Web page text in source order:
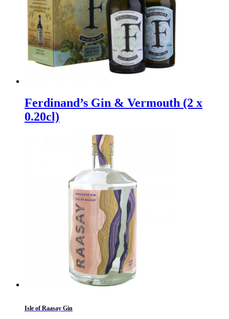
Ferdinand’s Gin & Vermouth (2 x
0.20cl)
Isle of Raasay Gin